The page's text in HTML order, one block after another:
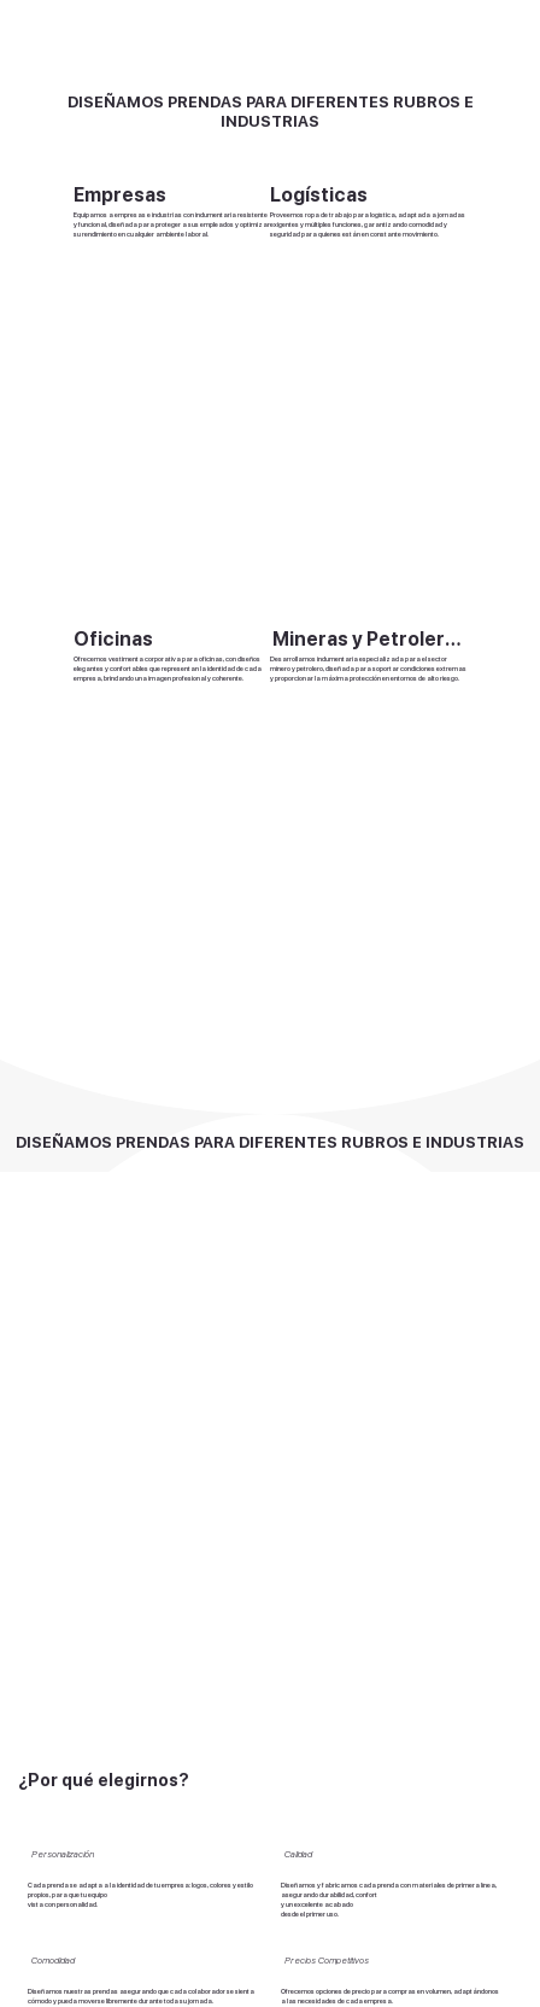
¿Por qué elegirnos?
Cada prenda se adapta a la identidad de tu empresa: logos, colores y estilo
propios, para que tu equipo
vista con personalidad.
Personalización
Diseñamos y fabricamos cada prenda con materiales de primera línea,
asegurando durabilidad, confort
y un excelente acabado
desde el primer uso.
Calidad
Diseñamos nuestras prendas asegurando que cada colaborador se sienta
cómodo y pueda moverse libremente durante toda su jornada.
Comodidad
Ofrecemos opciones de precio para compras en volumen, adaptándonos
a las necesidades de cada empresa.
Precios Competitivos
DISEÑAMOS PRENDAS PARA DIFERENTES RUBROS E
INDUSTRIAS
Empresas
Equipamos a empresas e industrias con indumentaria resistente
y funcional, diseñada para proteger a sus empleados y optimizar
su rendimiento en cualquier ambiente laboral.
Logísticas
Proveemos ropa de trabajo para logística, adaptada a jornadas
exigentes y múltiples funciones, garantizando comodidad y
seguridad para quienes están en constante movimiento.
Oficinas
Ofrecemos vestimenta corporativa para oficinas, con diseños
elegantes y confortables que representan la identidad de cada
empresa, brindando una imagen profesional y coherente.
Mineras y Petroleras
Desarrollamos indumentaria especializada para el sector
minero y petrolero, diseñada para soportar condiciones extremas
y proporcionar la máxima protección en entornos de alto riesgo.
DISEÑAMOS PRENDAS PARA DIFERENTES RUBROS E INDUSTRIAS